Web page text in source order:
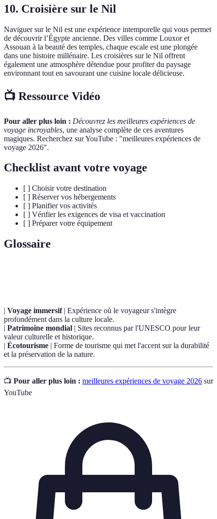
10. Croisière sur le Nil
Naviguer sur le Nil est une expérience intemporelle qui vous permet
de découvrir l’Égypte ancienne. Des villes comme Louxor et
Assouan à la beauté des temples, chaque escale est une plongée
dans une histoire millénaire. Les croisières sur le Nil offrent
également une atmosphère détendue pour profiter du paysage
environnant tout en savourant une cuisine locale délicieuse.
📺 Ressource Vidéo
Pour aller plus loin : Découvrez les meilleures expériences de
voyage incroyables, une analyse complète de ces aventures
magiques. Recherchez sur YouTube : "meilleures expériences de
voyage 2026".
Checklist avant votre voyage
[ ] Choisir votre destination
[ ] Réserver vos hébergements
[ ] Planifier vos activités
[ ] Vérifier les exigences de visa et vaccination
[ ] Préparer votre équipement
Glossaire
| Voyage immersif| Expérience où le voyageur s'intègre
profondément dans la culture locale.
| Patrimoine mondial | Sites reconnus par l'UNESCO pour leur
valeur culturelle et historique.
| Écotourisme | Forme de tourisme qui met l'accent sur la durabilité
et la préservation de la nature.
📺 Pour aller plus loin : meilleures expériences de voyage 2026 sur
YouTube